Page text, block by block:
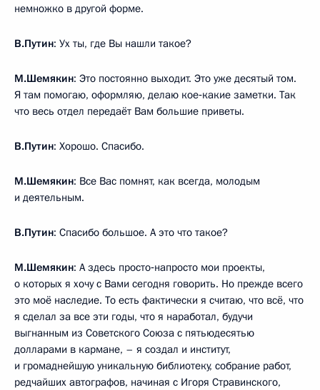
немножко в другой форме.
В.Путин: Ух ты, где Вы нашли такое?
М.Шемякин: Это постоянно выходит. Это уже десятый том.
Я там помогаю, оформляю, делаю кое‑какие заметки. Так
что весь отдел передаёт Вам большие приветы.
В.Путин: Хорошо. Спасибо.
М.Шемякин: Все Вас помнят, как всегда, молодым
и деятельным.
В.Путин: Спасибо большое. А это что такое?
М.Шемякин: А здесь просто‑напросто мои проекты,
о которых я хочу с Вами сегодня говорить. Но прежде всего
это моё наследие. То есть фактически я считаю, что всё, что
я сделал за все эти годы, что я наработал, будучи
выгнанным из Советского Союза с пятьюдесятью
долларами в кармане, – я создал и институт,
и громаднейшую уникальную библиотеку, собрание работ,
редчайших автографов, начиная с Игоря Стравинского,